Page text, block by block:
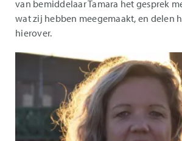
van bemiddelaar Tamara het gesprek
wat zij hebben meegemaakt, en delen
hierover.